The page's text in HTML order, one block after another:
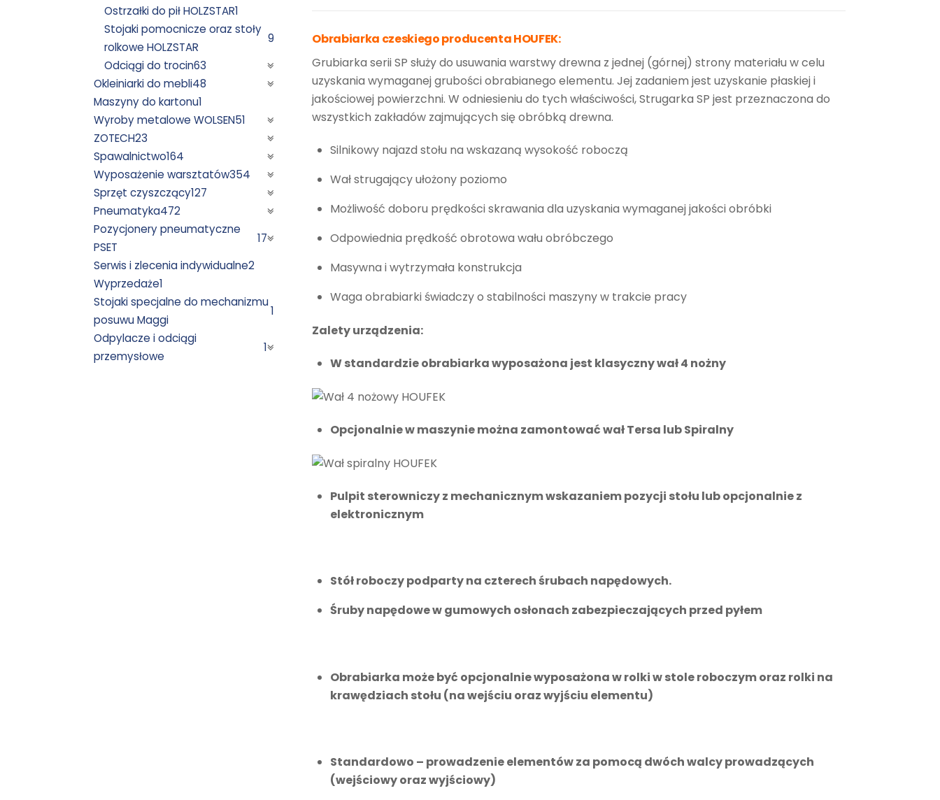
Obrabiarka czeskiego producenta HOUFEK:
Grubiarka serii SP służy do usuwania warstwy drewna z jednej (górnej) strony materiału w celu
uzyskania wymaganej grubości obrabianego elementu. Jej zadaniem jest uzyskanie płaskiej i
jakościowej powierzchni. W odniesieniu do tych właściwości, Strugarka SP jest przeznaczona do
wszystkich zakładów zajmujących się obróbką drewna.
Silnikowy najazd stołu na wskazaną wysokość roboczą
Wał strugający ułożony poziomo
Możliwość doboru prędkości skrawania dla uzyskania wymaganej jakości obróbki
Odpowiednia prędkość obrotowa wału obróbczego
Masywna i wytrzymała konstrukcja
Waga obrabiarki świadczy o stabilności maszyny w trakcie pracy
Zalety urządzenia:
W standardzie obrabiarka wyposażona jest klasyczny wał 4 nożny
Opcjonalnie w maszynie można zamontować wał Tersa lub Spiralny
Pulpit sterowniczy z mechanicznym wskazaniem pozycji stołu lub opcjonalnie z
elektronicznym
Stół roboczy podparty na czterech śrubach napędowych.
Śruby napędowe w gumowych osłonach zabezpieczających przed pyłem
Obrabiarka może być opcjonalnie wyposażona w rolki w stole roboczym oraz rolki na
krawędziach stołu (na wejściu oraz wyjściu elementu)
Standardowo – prowadzenie elementów za pomocą dwóch walcy prowadzących
(wejściowy oraz wyjściowy)
Ostrzałki do pił HOLZSTAR1
Stojaki pomocnicze oraz stoły
rolkowe HOLZSTAR
9
Odciągi do trocin63
Okleiniarki do mebli48
Maszyny do kartonu1
Wyroby metalowe WOLSEN51
ZOTECH23
Spawalnictwo164
Wyposażenie warsztatów354
Sprzęt czyszczący127
Pneumatyka472
Pozycjonery pneumatyczne
PSET
17
Serwis i zlecenia indywidualne2
Wyprzedaże1
Stojaki specjalne do mechanizmu
posuwu Maggi
1
Odpylacze i odciągi
przemysłowe
1